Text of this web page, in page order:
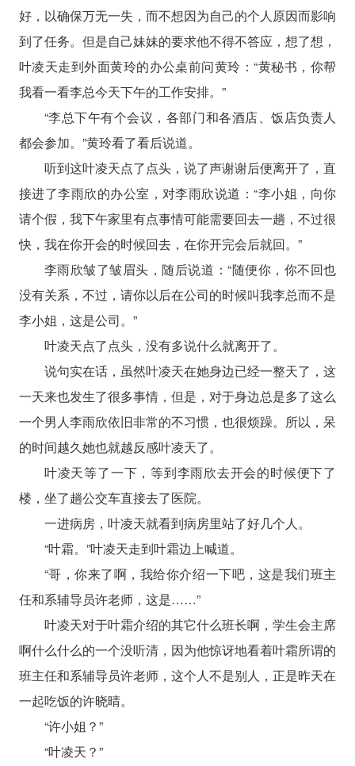
好，以确保万无一失，而不想因为自己的个人原因而影响
到了任务。但是自己妹妹的要求他不得不答应，想了想，
叶凌天走到外面黄玲的办公桌前问黄玲：“黄秘书，你帮
我看一看李总今天下午的工作安排。”
“李总下午有个会议，各部门和各酒店、饭店负责人
都会参加。”黄玲看了看后说道。
听到这叶凌天点了点头，说了声谢谢后便离开了，直
接进了李雨欣的办公室，对李雨欣说道：“李小姐，向你
请个假，我下午家里有点事情可能需要回去一趟，不过很
快，我在你开会的时候回去，在你开完会后就回。”
李雨欣皱了皱眉头，随后说道：“随便你，你不回也
没有关系，不过，请你以后在公司的时候叫我李总而不是
李小姐，这是公司。”
叶凌天点了点头，没有多说什么就离开了。
说句实在话，虽然叶凌天在她身边已经一整天了，这
一天来也发生了很多事情，但是，对于身边总是多了这么
一个男人李雨欣依旧非常的不习惯，也很烦躁。所以，呆
的时间越久她也就越反感叶凌天了。
叶凌天等了一下，等到李雨欣去开会的时候便下了
楼，坐了趟公交车直接去了医院。
一进病房，叶凌天就看到病房里站了好几个人。
“叶霜。”叶凌天走到叶霜边上喊道。
“哥，你来了啊，我给你介绍一下吧，这是我们班主
任和系辅导员许老师，这是……”
叶凌天对于叶霜介绍的其它什么班长啊，学生会主席
啊什么什么的一个没听清，因为他惊讶地看着叶霜所谓的
班主任和系辅导员许老师，这个人不是别人，正是昨天在
一起吃饭的许晓晴。
“许小姐？”
“叶凌天？”